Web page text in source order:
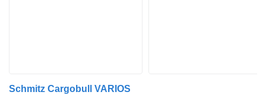
Schmitz Cargobull VARIOS